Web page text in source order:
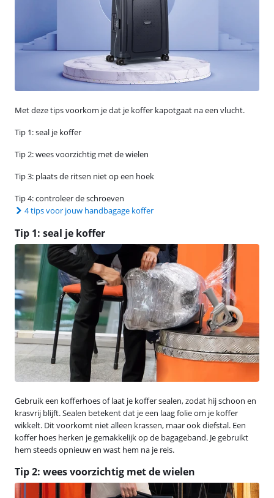
Met deze tips voorkom je dat je koffer kapotgaat na een vlucht.
Tip 1: seal je koffer
Tip 2: wees voorzichtig met de wielen
Tip 3: plaats de ritsen niet op een hoek
Tip 4: controleer de schroeven
4 tips voor jouw handbagage koffer
Tip 1: seal je koffer
Gebruik een kofferhoes of laat je koffer sealen, zodat hij schoon en
krasvrij blijft. Sealen betekent dat je een laag folie om je koffer
wikkelt. Dit voorkomt niet alleen krassen, maar ook diefstal. Een
koffer hoes herken je gemakkelijk op de bagageband. Je gebruikt
hem steeds opnieuw en wast hem na je reis.
Tip 2: wees voorzichtig met de wielen